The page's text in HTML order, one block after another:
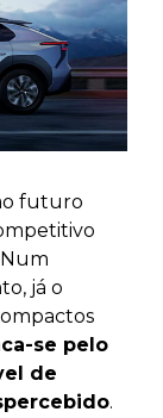
futuro
já o
se pelo
de
.